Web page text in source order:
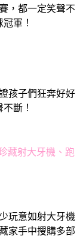
，都一定笑聲不
軍！
孩子們狂奔好好
斷！
藏射大牙機、跑
玩意如射大牙機
家手中搜購多部